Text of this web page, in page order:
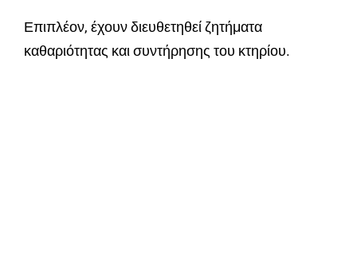
Επιπλέον, έχουν διευθετηθεί ζητήματα
καθαριότητας και συντήρησης του κτηρίου.